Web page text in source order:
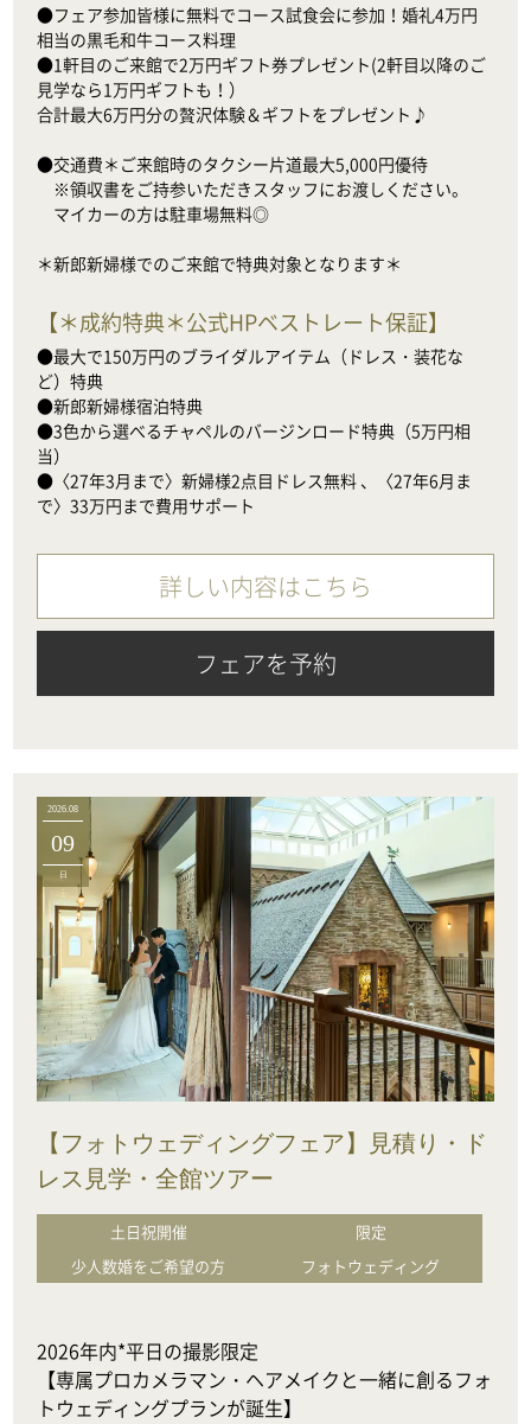
●フェア参加皆様に無料でコース試食会に参加！婚礼4万円
相当の黒毛和牛コース料理
●1軒目のご来館で2万円ギフト券プレゼント(2軒目以降のご
見学なら1万円ギフトも！）
合計最大6万円分の贅沢体験＆ギフトをプレゼント♪
●交通費＊ご来館時のタクシー片道最大5,000円優待
※領収書をご持参いただきスタッフにお渡しください。
マイカーの方は駐車場無料◎
＊新郎新婦様でのご来館で特典対象となります＊
【＊成約特典＊公式HPベストレート保証】
●最大で150万円のブライダルアイテム（ドレス・装花な
ど）特典
●新郎新婦様宿泊特典
●3色から選べるチャペルのバージンロード特典（5万円相
当）
●〈27年3月まで〉新婦様2点目ドレス無料 、〈27年6月ま
で〉33万円まで費用サポート
詳しい内容はこちら
フェアを予約
2026.08
09
日
【フォトウェディングフェア】見積り・ド
レス見学・全館ツアー
土日祝開催
限定
少人数婚をご希望の方
フォトウェディング
2026年内*平日の撮影限定
【専属プロカメラマン・ヘアメイクと一緒に創るフォ
トウェディングプランが誕生】